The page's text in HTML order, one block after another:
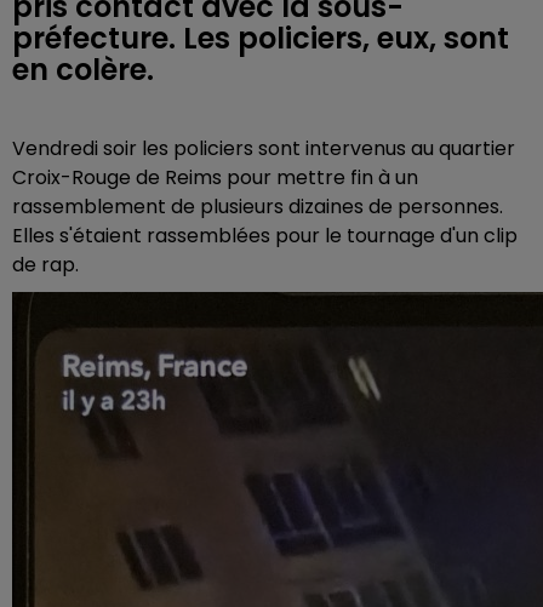
préfecture. Les policiers, eux, sont
en colère.
Vendredi soir les policiers sont intervenus au quartier
Croix-Rouge de Reims pour mettre fin à un
rassemblement de plusieurs dizaines de personnes.
Elles s'étaient rassemblées pour le tournage d'un clip
de rap.